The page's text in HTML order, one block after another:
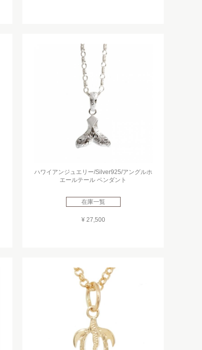
ハワイアンジュエリー/Silver925/アングルホ
エールテール ペンダント
在庫一覧
¥ 27,500